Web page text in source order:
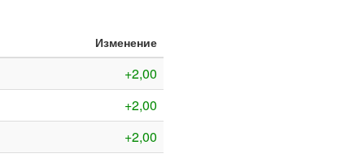
Изменение
+2,00
+2,00
+2,00